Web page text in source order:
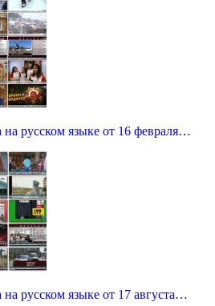
на русском языке от 16 февраля…
русском языке от 17 августа…